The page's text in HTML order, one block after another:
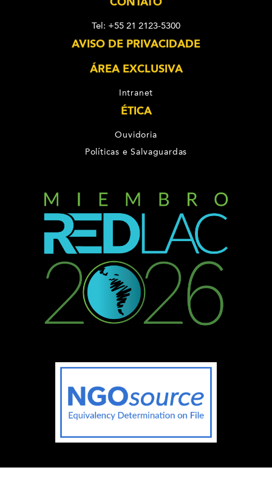
Tel: +55 21 2123-5300
AVISO DE PRIVACIDADE
ÁREA EXCLUSIVA
Intranet
ÉTICA
Ouvidoria
Políticas e Salvaguardas